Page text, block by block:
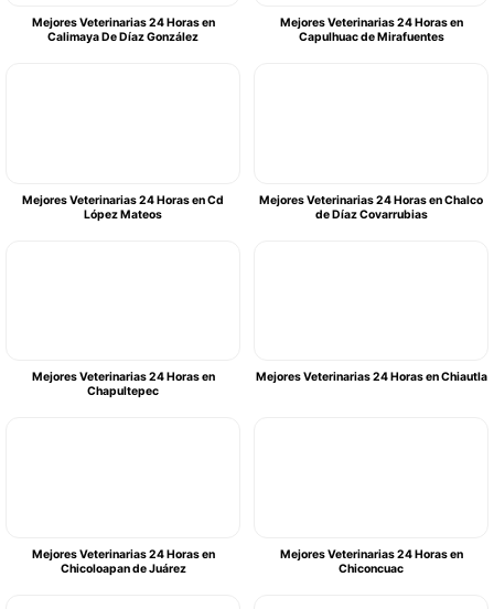
Mejores Veterinarias 24 Horas en
Calimaya De Díaz González
Mejores Veterinarias 24 Horas en
Capulhuac de Mirafuentes
Mejores Veterinarias 24 Horas en Cd
López Mateos
Mejores Veterinarias 24 Horas en Chalco
de Díaz Covarrubias
Mejores Veterinarias 24 Horas en
Chapultepec
Mejores Veterinarias 24 Horas en Chiautla
Mejores Veterinarias 24 Horas en
Chicoloapan de Juárez
Mejores Veterinarias 24 Horas en
Chiconcuac